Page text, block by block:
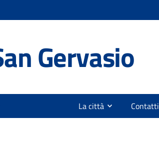
Gervasio
La città Contatti